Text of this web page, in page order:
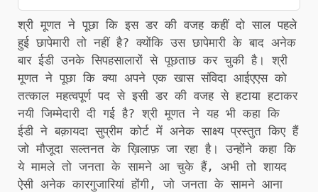
श्री मूणत ने पूछा कि इस डर की वजह कहीं दो साल पहले
हुई छापेमारी तो नहीं है? क्योंकि उस छापेमारी के बाद अनेक
बार ईडी उनके सिपहसालारों से पूछताछ कर चुकी है। श्री
मूणत ने पूछा कि क्या अपने एक खास संविदा आईएएस को
तत्काल महत्वपूर्ण पद से इसी डर की वजह से हटाया हटाकर
नयी जिम्मेदारी दी गई है? श्री मूणत ने यह भी कहा कि
ईडी ने बक़ायदा सुप्रीम कोर्ट में अनेक साक्ष्य प्रस्तुत किए हैं
जो मौजूदा सल्तनत के ख़िलाफ़ जा रहा है। उन्होंने कहा कि
ये मामले तो जनता के सामने आ चुके हैं, अभी तो शायद
ऐसी अनेक कारगुजारियां होंगी, जो जनता के सामने आना